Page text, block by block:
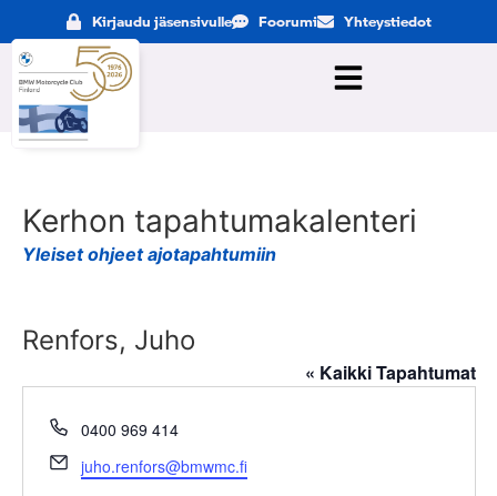
Kirjaudu jäsensivulle Foorumi Yhteystiedot
Kerhon tapahtumakalenteri
Yleiset ohjeet ajotapahtumiin
Renfors, Juho
« Kaikki Tapahtumat
Puhelin
0400 969 414
Sähköposti
juho.renfors@bmwmc.fi